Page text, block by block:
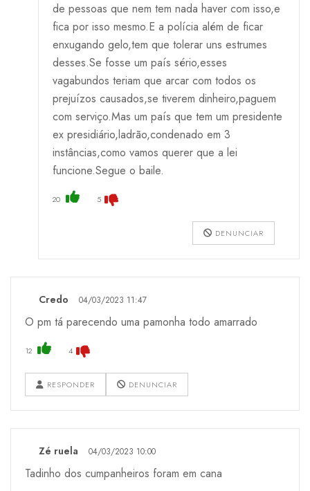
de pessoas que nem tem nada haver com isso,e
fica por isso mesmo.E a polícia além de ficar
enxugando gelo,tem que tolerar uns estrumes
desses.Se fosse um país sério,esses
vagabundos teriam que arcar com todos os
prejuízos causados,se tiverem dinheiro,paguem
com serviço.Mas um país que tem um presidente
ex presidiário,ladrão,condenado em 3
instâncias,como vamos querer que a lei
funcione.Segue o baile.
20 5
DENUNCIAR
Credo 04/03/2023 11:47
O pm tá parecendo uma pamonha todo amarrado
12 4
RESPONDER DENUNCIAR
Zé ruela 04/03/2023 10:00
Tadinho dos cumpanheiros foram em cana